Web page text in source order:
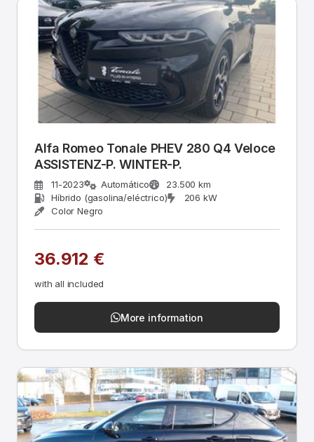
Alfa Romeo Tonale PHEV 280 Q4 Veloce
ASSISTENZ-P. WINTER-P.
11-2023 Automático
23.500 km
Híbrido (gasolina/eléctrico)
206 kW
Color Negro
36.912 €
with all included
More information